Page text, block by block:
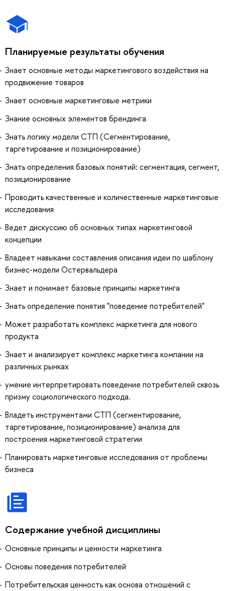
Планируемые результаты обучения
Знает основные методы маркетингового воздействия на
продвижение товаров
Знает основные маркетинговые метрики
Знание основных элементов брендинга
Знать логику модели СТП (Сегментирование,
таргетирование и позиционирование)
Знать определения базовых понятий: сегментация, сегмент,
позиционирование
Проводить качественные и количественные маркетинговые
исследования
Ведет дискуссию об основных типах маркетинговой
концепции
Владеет навыками составления описания идеи по шаблону
бизнес-модели Остервальдера
Знает и понимает базовые принципы маркетинга
Знать определение понятия "поведение потребителей"
Может разработать комплекс маркетинга для нового
продукта
Знает и анализирует комплекс маркетинга компании на
различных рынках
умение интерпретировать поведение потребителей сквозь
призму социологического подхода.
Владеть инструментами СТП (сегментирование,
таргетирование, позиционирование) анализа для
построения маркетинговой стратегии
Планировать маркетинговые исследования от проблемы
бизнеса
Содержание учебной дисциплины
Основные принципы и ценности маркетинга
Основы поведения потребителей
Потребительская ценность как основа отношений с